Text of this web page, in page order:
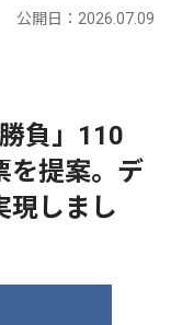
公開日：2026.07.09
勝負」110
を提案。デ
現しまし